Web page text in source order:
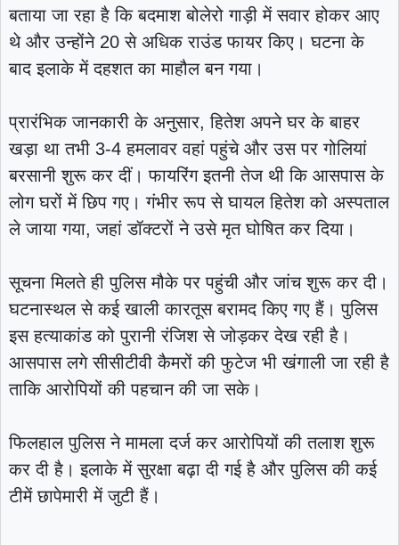
बताया जा रहा है कि बदमाश बोलेरो गाड़ी में सवार होकर आए
थे और उन्होंने 20 से अधिक राउंड फायर किए। घटना के
बाद इलाके में दहशत का माहौल बन गया।
प्रारंभिक जानकारी के अनुसार, हितेश अपने घर के बाहर
खड़ा था तभी 3-4 हमलावर वहां पहुंचे और उस पर गोलियां
बरसानी शुरू कर दीं। फायरिंग इतनी तेज थी कि आसपास के
लोग घरों में छिप गए। गंभीर रूप से घायल हितेश को अस्पताल
ले जाया गया, जहां डॉक्टरों ने उसे मृत घोषित कर दिया।
सूचना मिलते ही पुलिस मौके पर पहुंची और जांच शुरू कर दी।
घटनास्थल से कई खाली कारतूस बरामद किए गए हैं। पुलिस
इस हत्याकांड को पुरानी रंजिश से जोड़कर देख रही है।
आसपास लगे सीसीटीवी कैमरों की फुटेज भी खंगाली जा रही है
ताकि आरोपियों की पहचान की जा सके।
फिलहाल पुलिस ने मामला दर्ज कर आरोपियों की तलाश शुरू
कर दी है। इलाके में सुरक्षा बढ़ा दी गई है और पुलिस की कई
टीमें छापेमारी में जुटी हैं।